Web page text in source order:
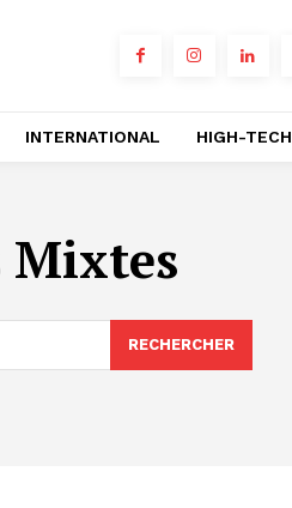
INTERNATIONAL HIGH-TECH
Mixtes
RECHERCHER